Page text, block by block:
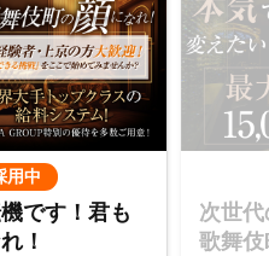
用中
です！君も
！
次世
歌舞